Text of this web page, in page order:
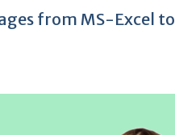
from MS-Excel to